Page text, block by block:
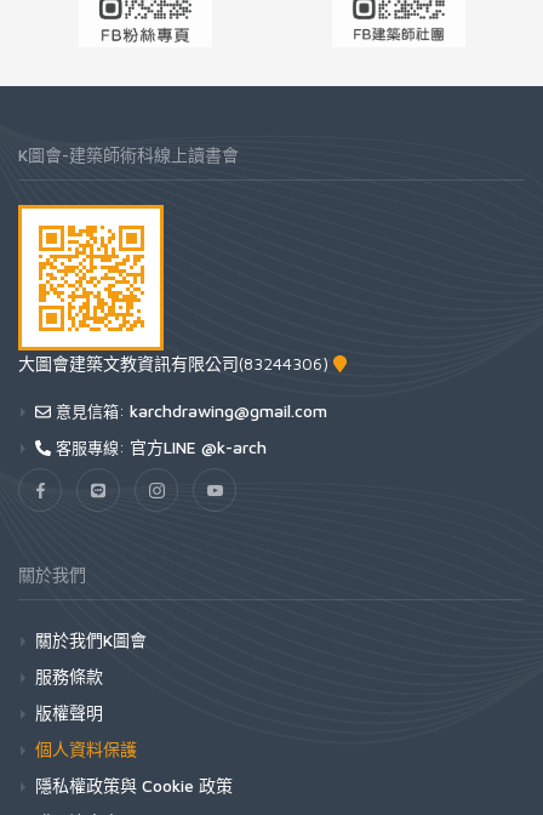
K圖會-建築師術科線上讀書會
大圖會建築文教資訊有限公司(83244306)
意見信箱: karchdrawing@gmail.com
客服專線: 官方LINE @k-arch
關於我們
關於我們K圖會
服務條款
版權聲明
個人資料保護
隱私權政策與 Cookie 政策